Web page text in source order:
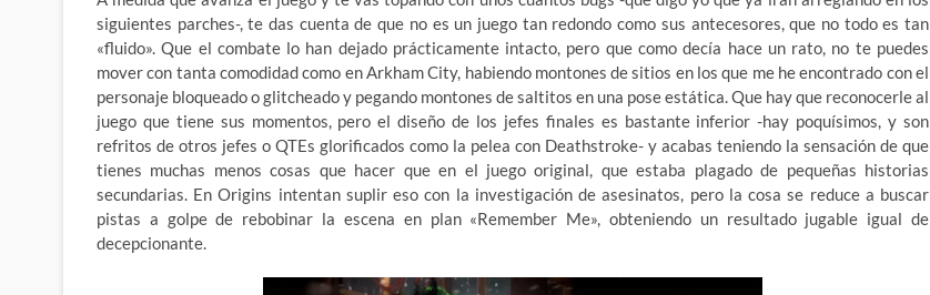
siguientes parches-, te das cuenta de que no es un juego tan redondo como sus antecesores, que no todo es tan
«fluido». Que el combate lo han dejado prácticamente intacto, pero que como decía hace un rato, no te puedes
mover con tanta comodidad como en Arkham City, habiendo montones de sitios en los que me he encontrado con el
personaje bloqueado o glitcheado y pegando montones de saltitos en una pose estática. Que hay que reconocerle al
juego que tiene sus momentos, pero el diseño de los jefes finales es bastante inferior -hay poquísimos, y son
refritos de otros jefes o QTEs glorificados como la pelea con Deathstroke- y acabas teniendo la sensación de que
tienes muchas menos cosas que hacer que en el juego original, que estaba plagado de pequeñas historias
secundarias. En Origins intentan suplir eso con la investigación de asesinatos, pero la cosa se reduce a buscar
pistas a golpe de rebobinar la escena en plan «Remember Me», obteniendo un resultado jugable igual de
decepcionante.